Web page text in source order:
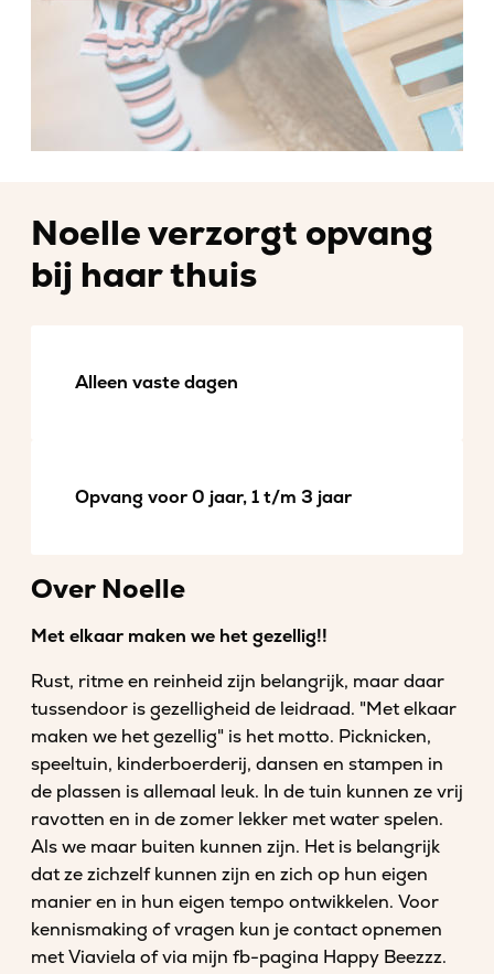
Noelle verzorgt opvang
bij haar thuis
Alleen vaste dagen
Opvang voor 0 jaar, 1 t/m 3 jaar
Over Noelle
Met elkaar maken we het gezellig!!
Rust, ritme en reinheid zijn belangrijk, maar daar
tussendoor is gezelligheid de leidraad. "Met elkaar
maken we het gezellig" is het motto. Picknicken,
speeltuin, kinderboerderij, dansen en stampen in
de plassen is allemaal leuk. In de tuin kunnen ze vrij
ravotten en in de zomer lekker met water spelen.
Als we maar buiten kunnen zijn. Het is belangrijk
dat ze zichzelf kunnen zijn en zich op hun eigen
manier en in hun eigen tempo ontwikkelen. Voor
kennismaking of vragen kun je contact opnemen
met Viaviela of via mijn fb-pagina Happy Beezzz.